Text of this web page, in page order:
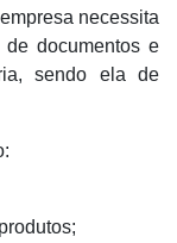
necessita
documentos e
sendo ela de